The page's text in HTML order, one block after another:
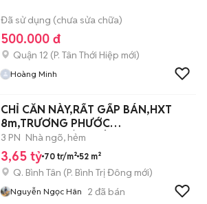
Đã sử dụng (chưa sửa chữa)
500.000 đ
Quận 12 (P. Tân Thới Hiệp mới)
Hoàng Minh
CHỈ CĂN NÀY,RẤT GẤP BÁN,HXT
8m,TRƯƠNG PHƯỚC
PHAN,52m2,BÌNH TÂN,3.65tỷ
3 PN Nhà ngõ, hẻm
3,65 tỷ 70 tr/m² 52 m²
Q. Bình Tân (P. Bình Trị Đông mới)
Nguyễn Ngọc Hân 2 đã bán